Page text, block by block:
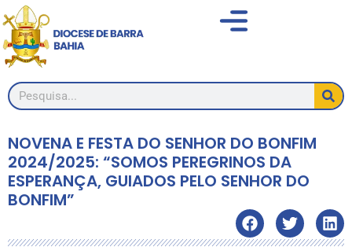
NOVENA E FESTA DO SENHOR DO BONFIM
2024/2025: “SOMOS PEREGRINOS DA
ESPERANÇA, GUIADOS PELO SENHOR DO
BONFIM”